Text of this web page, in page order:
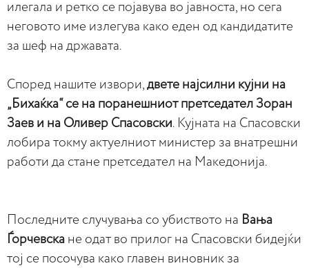
илегала и ретко се појавува во јавноста, но сега
неговото име излегува како еден од кандидатите
за шеф на државата.
Според нашите извори, двете најсилни кујни на
„Бихаќка“ се на поранешниот претседател Зоран
Заев и на Оливер Спасовски. Кујната на Спасовски
лобира токму актуелниот министер за внатрешни
работи да стане претседател на Македонија.
Последните случувања со убиството на Вања
Ѓорчевска не одат во прилог на Спасовски бидејќи
тој се посочува како главен виновник за